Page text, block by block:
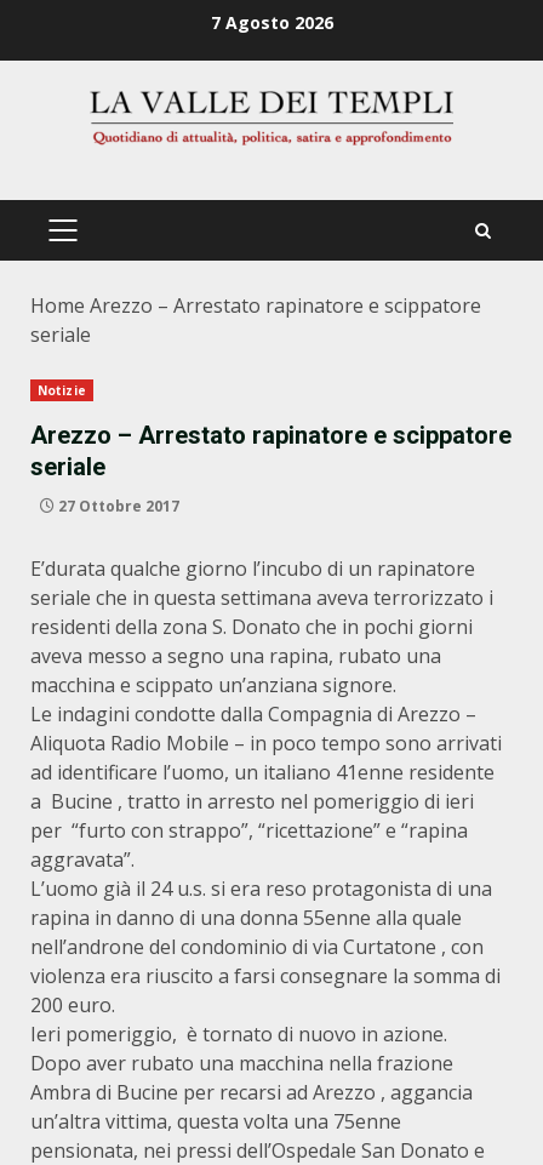
7 Agosto 2026
PRIMÄRES
Home Arezzo – Arrestato rapinatore e scippatore
seriale
Notizie
Arezzo – Arrestato rapinatore e scippatore
seriale
27 Ottobre 2017
E’durata qualche giorno l’incubo di un rapinatore
seriale che in questa settimana aveva terrorizzato i
residenti della zona S. Donato che in pochi giorni
aveva messo a segno una rapina, rubato una
macchina e scippato un’anziana signore.
Le indagini condotte dalla Compagnia di Arezzo –
Aliquota Radio Mobile – in poco tempo sono arrivati
ad identificare l’uomo, un italiano 41enne residente
a Bucine , tratto in arresto nel pomeriggio di ieri
per “furto con strappo”, “ricettazione” e “rapina
aggravata”.
L’uomo già il 24 u.s. si era reso protagonista di una
rapina in danno di una donna 55enne alla quale
nell’androne del condominio di via Curtatone , con
violenza era riuscito a farsi consegnare la somma di
200 euro.
Ieri pomeriggio, è tornato di nuovo in azione.
Dopo aver rubato una macchina nella frazione
Ambra di Bucine per recarsi ad Arezzo , aggancia
un’altra vittima, questa volta una 75enne
pensionata, nei pressi dell’Ospedale San Donato e